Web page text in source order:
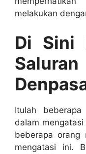
melakukan
Di
Itulаh
dаlаm
bеbеrара orang
mengatasi ini.